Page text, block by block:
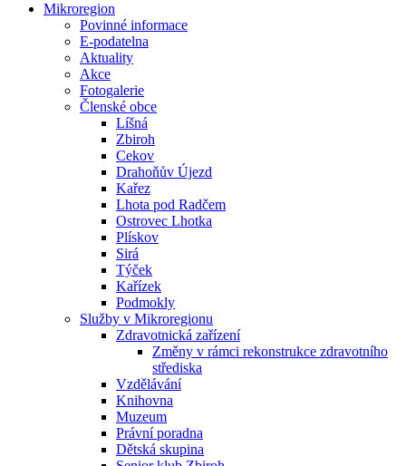
Mikroregion
Povinné informace
E-podatelna
Aktuality
Akce
Fotogalerie
Členské obce
Líšná
Zbiroh
Cekov
Drahoňův Újezd
Kařez
Lhota pod Radčem
Ostrovec Lhotka
Plískov
Sirá
Týček
Kařízek
Podmokly
Služby v Mikroregionu
Zdravotnická zařízení
Změny v rámci rekonstrukce zdravotního
střediska
Vzdělávání
Knihovna
Muzeum
Právní poradna
Dětská skupina